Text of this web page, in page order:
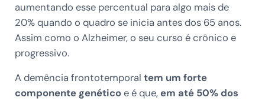
aumentando esse percentual para algo mais de
20% quando o quadro se inicia antes dos 65 anos.
Assim como o Alzheimer, o seu curso é crônico e
progressivo.
A demência frontotemporal tem um forte
componente genéticoe é que, em até 50% dos